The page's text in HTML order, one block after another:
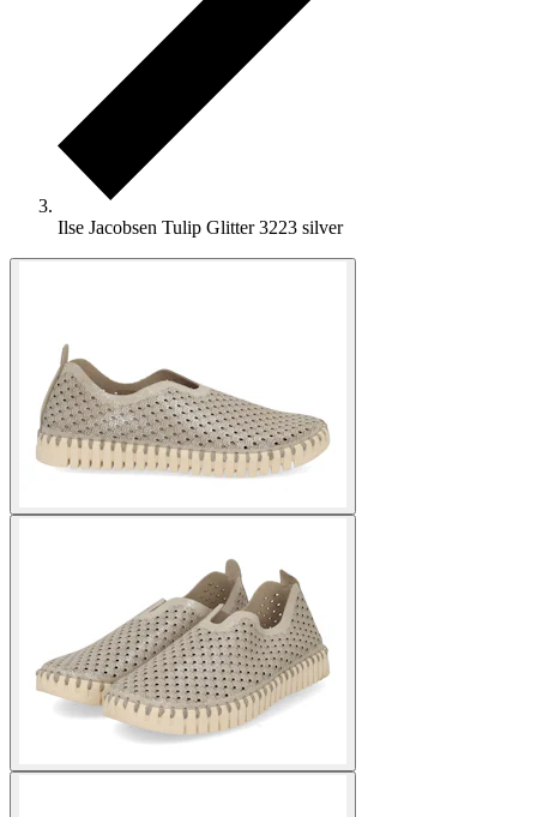
Ilse Jacobsen Tulip Glitter 3223 silver